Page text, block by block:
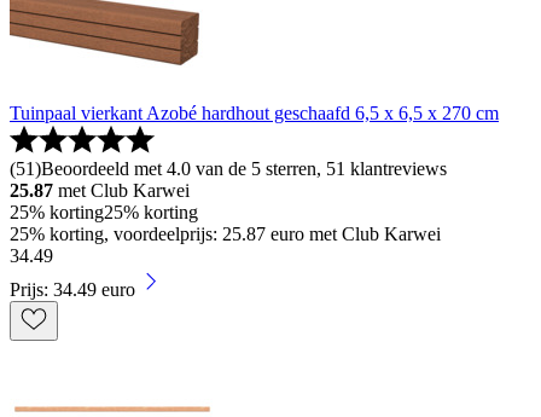
Tuinpaal vierkant Azobé hardhout geschaafd 6,5 x 6,5 x 270 cm
(51)Beoordeeld met 4.0 van de 5 sterren, 51 klantreviews
25.87 met Club Karwei
25% korting25% korting
25% korting, voordeelprijs: 25.87 euro met Club Karwei
34.49
Prijs: 34.49 euro